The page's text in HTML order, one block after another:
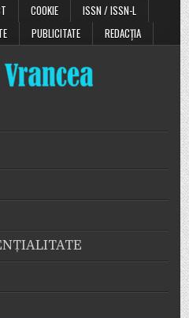
COOKIE
ISSN / ISSN-L
PUBLICITATE REDACȚIA